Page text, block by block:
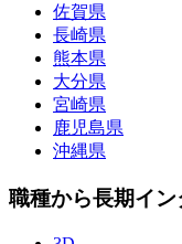
佐賀県
長崎県
熊本県
大分県
宮崎県
鹿児島県
沖縄県
職種から長期イ